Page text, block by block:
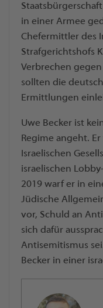
in einer Armee
Chefermittler des
Strafgerichtshofs
Verbrechen
sollten die
Ermittlungen
Uwe Becker ist
Regime angeht.
Israelischen
israelischen
2019 warf er in
Jüdische
vor, Schuld an
sich dafür
Antisemitismus
Becker in einer